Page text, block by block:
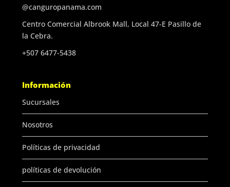
@canguropanama.com
Centro Comercial Albrook Mall, Local 47-E Pasillo de
la Cebra.
+507 6477-5438
Información
Sucursales
Nosotros
Políticas de privacidad
políticas de devolución